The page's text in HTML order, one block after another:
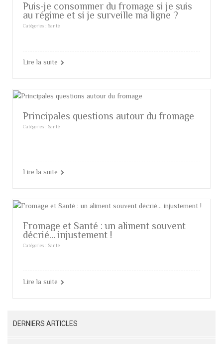
Puis-je consommer du fromage si je suis
au régime et si je surveille ma ligne ?
Catégories : Santé
Lire la suite
Principales questions autour du fromage
Catégories : Santé
Lire la suite
Fromage et Santé : un aliment souvent
décrié… injustement !
Catégories : Santé
Lire la suite
DERNIERS ARTICLES